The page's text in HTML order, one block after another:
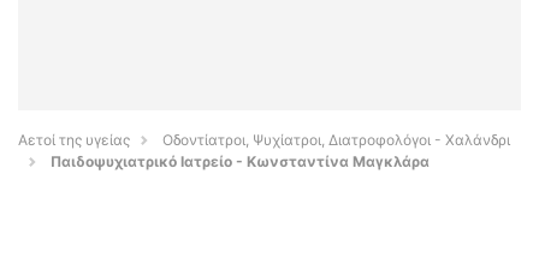
Αετοί της υγείας
Οδοντίατροι, Ψυχίατροι, Διατροφολόγοι - Χαλάνδρι
Παιδοψυχιατρικό Ιατρείο - Κωνσταντίνα Μαγκλάρα